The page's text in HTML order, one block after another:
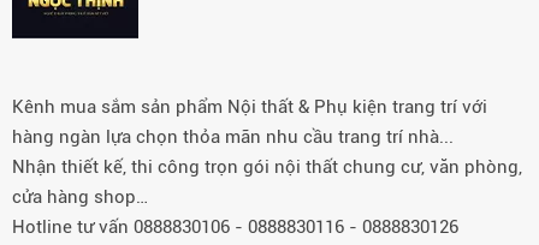
Kênh mua sắm sản phẩm Nội thất & Phụ kiện trang trí với
hàng ngàn lựa chọn thỏa mãn nhu cầu trang trí nhà...
Nhận thiết kế, thi công trọn gói nội thất chung cư, văn phòng,
cửa hàng shop…
Hotline tư vấn 0888830106 - 0888830116 - 0888830126